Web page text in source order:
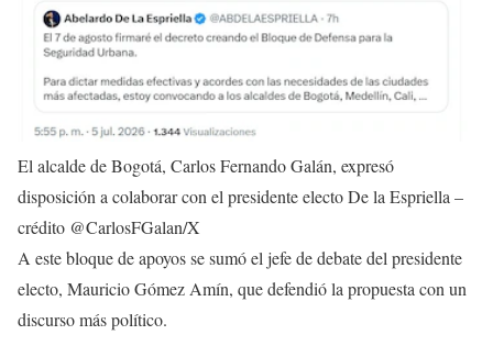
El alcalde de Bogotá, Carlos Fernando Galán, expresó
disposición a colaborar con el presidente electo De la Espriella –
crédito @CarlosFGalan/X
A este bloque de apoyos se sumó el jefe de debate del presidente
electo, Mauricio Gómez Amín, que defendió la propuesta con un
discurso más político.